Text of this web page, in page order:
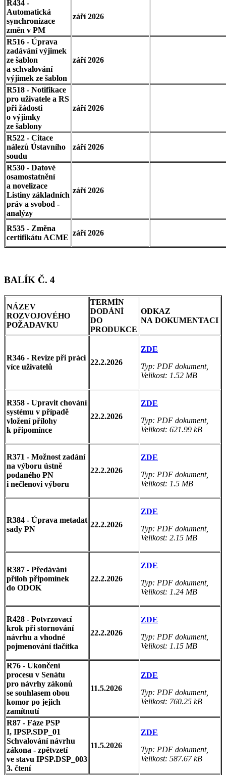
R434 -
Automatická
synchronizace
změn v PM
září 2026
R516 - Úprava
zadávání výjimek
ze šablon
a schvalování
výjimek ze šablon
září 2026
R518 - Notifikace
pro uživatele a RS
při žádosti
o výjimky
ze šablony
září 2026
R522 - Citace
nálezů Ústavního
soudu
září 2026
R530 - Datové
osamostatnění
a novelizace
Listiny základních
práv a svobod -
analýzy
září 2026
R535 - Změna
certifikátu ACME
září 2026
BALÍK Č. 4
NÁZEV
ROZVOJOVÉHO
POŽADAVKU
TERMÍN
DODÁNÍ
DO
PRODUKCE
ODKAZ
NA DOKUMENTACI
R346 - Revize při práci
více uživatelů
22.2.2026
ZDE
Typ: PDF dokument,
Velikost: 1.52 MB
R358 - Upravit chování
systému v případě
vložení přílohy
k připomínce
22.2.2026
ZDE
Typ: PDF dokument,
Velikost: 621.99 kB
R371 - Možnost zadání
na výboru ústně
podaného PN
i nečlenovi výboru
22.2.2026
ZDE
Typ: PDF dokument,
Velikost: 1.5 MB
R384 - Úprava metadat
sady PN
22.2.2026
ZDE
Typ: PDF dokument,
Velikost: 2.15 MB
R387 - Předávání
příloh připomínek
do ODOK
22.2.2026
ZDE
Typ: PDF dokument,
Velikost: 1.24 MB
R428 - Potvrzovací
krok při stornování
návrhu a vhodné
pojmenování tlačítka
22.2.2026
ZDE
Typ: PDF dokument,
Velikost: 1.15 MB
R76 - Ukončení
procesu v Senátu
pro návrhy zákonů
se souhlasem obou
komor po jejich
zamítnutí
11.5.2026
ZDE
Typ: PDF dokument,
Velikost: 760.25 kB
R87 - Fáze PSP
I, IPSP.SDP_01
Schvalování návrhu
zákona - zpětvzetí
ve stavu IPSP.DSP_003
3. čtení
11.5.2026
ZDE
Typ: PDF dokument,
Velikost: 587.67 kB